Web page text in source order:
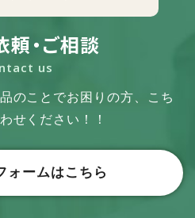
頼・ご相談
us
のことでお困りの方、
こち
せください！！
ォームはこちら